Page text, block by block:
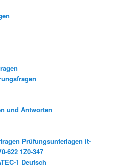
und Antworten
Prüfungsunterlagen it-
622 1Z0-347
1 Deutsch